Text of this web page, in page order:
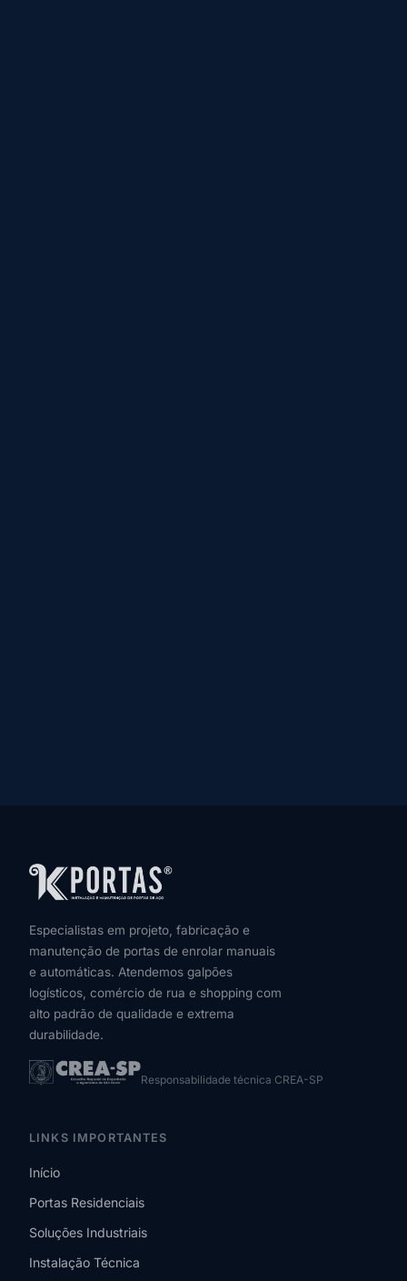
Especialistas em projeto, fabricação e
manutenção de portas de enrolar manuais
e automáticas. Atendemos galpões
logísticos, comércio de rua e shopping com
alto padrão de qualidade e extrema
durabilidade.
Responsabilidade técnica CREA-SP
LINKS IMPORTANTES
Início
Portas Residenciais
Soluções Industriais
Instalação Técnica